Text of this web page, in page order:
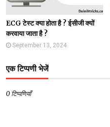
ECG टेस्ट क्या होता है ? ईसीजी क्यों
करवाया जाता है ?
September 13, 2024
एक टिप्पणी भेजें
0 टिप्पणियाँ